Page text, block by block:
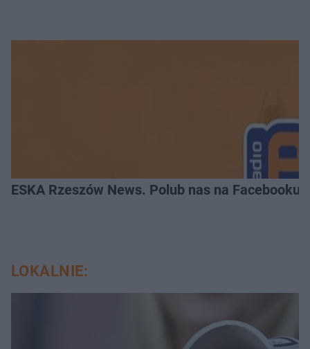
ESKA Rzeszów News. Polub nas na Facebooku!
LOKALNIE: